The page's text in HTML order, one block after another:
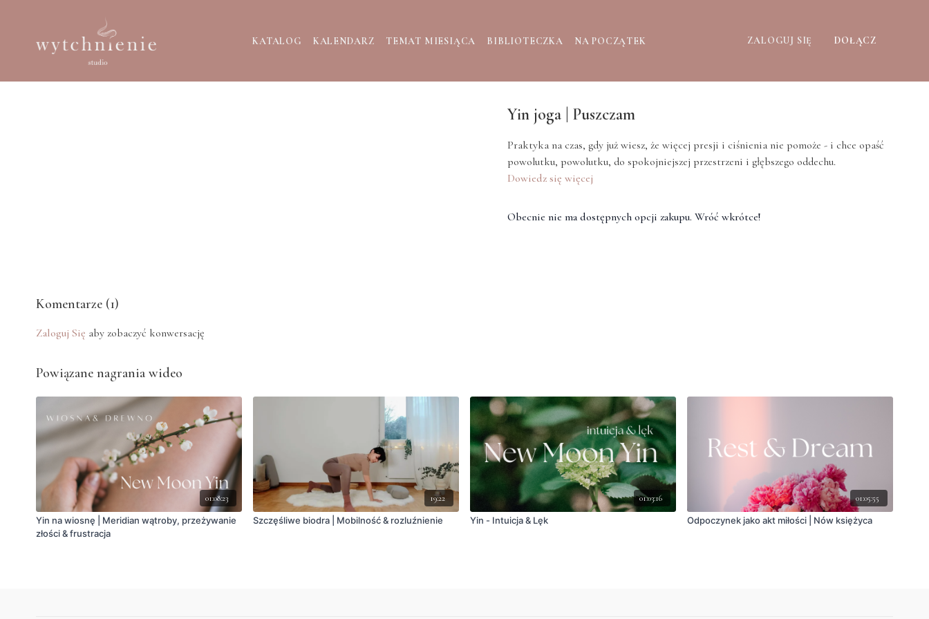
KATALOG KALENDARZ TEMAT MIESIĄCA BIBLIOTECZKA NA POCZĄTEK ZALOGUJ SIĘ DOŁĄCZ
Yin joga | Puszczam
Praktyka na czas, gdy już wiesz, że więcej presji i ciśnienia nie pomoże - i chce opaść
powolutku, powolutku, do spokojniejszej przestrzeni i głębszego oddechu.
Dowiedz się więcej
Obecnie nie ma dostępnych opcji zakupu. Wróć wkrótce!
Komentarze (1)
Zaloguj Się aby zobaczyć konwersację
Powiązane nagrania wideo
01:08:23
Yin na wiosnę | Meridian wątroby, przeżywanie
złości & frustracja
19:22
Szczęśliwe biodra | Mobilność & rozluźnienie
01:03:16
Yin - Intuicja & Lęk
01:05:55
Odpoczynek jako akt miłości | Nów księżyca